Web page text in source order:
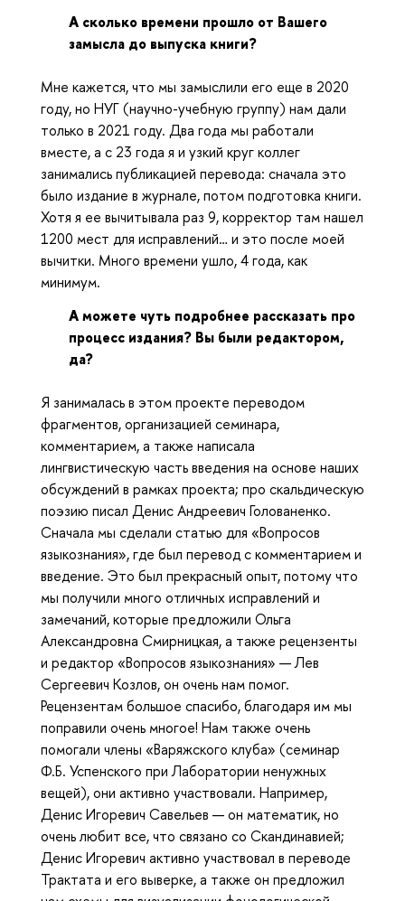
А сколько времени прошло от Вашего
замысла до выпуска книги?
Мне кажется, что мы замыслили его еще в 2020
году, но НУГ (научно-учебную группу) нам дали
только в 2021 году. Два года мы работали
вместе, а с 23 года я и узкий круг коллег
занимались публикацией перевода: сначала это
было издание в журнале, потом подготовка книги.
Хотя я ее вычитывала раз 9, корректор там нашел
1200 мест для исправлений… и это после моей
вычитки. Много времени ушло, 4 года, как
минимум.
А можете чуть подробнее рассказать про
процесс издания? Вы были редактором,
да?
Я занималась в этом проекте переводом
фрагментов, организацией семинара,
комментарием, а также написала
лингвистическую часть введения на основе наших
обсуждений в рамках проекта; про скальдическую
поэзию писал Денис Андреевич Голованенко.
Сначала мы сделали статью для «Вопросов
языкознания», где был перевод с комментарием и
введение. Это был прекрасный опыт, потому что
мы получили много отличных исправлений и
замечаний, которые предложили Ольга
Александровна Смирницкая, а также рецензенты
и редактор «Вопросов языкознания» — Лев
Сергеевич Козлов, он очень нам помог.
Рецензентам большое спасибо, благодаря им мы
поправили очень многое! Нам также очень
помогали члены «Варяжского клуба» (семинар
Ф.Б. Успенского при Лаборатории ненужных
вещей), они активно участвовали. Например,
Денис Игоревич Савельев — он математик, но
очень любит все, что связано со Скандинавией;
Денис Игоревич активно участвовал в переводе
Трактата и его выверке, а также он предложил